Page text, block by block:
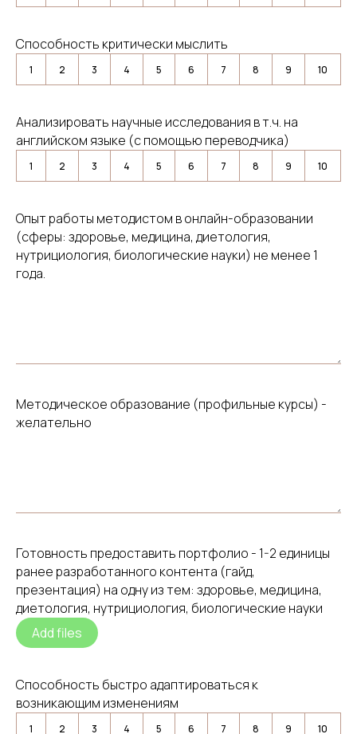
Способность критически мыслить
1 2 3 4 5 6 7 8 9 10
Анализировать научные исследования в т.ч. на
английском языке (с помощью переводчика)
1 2 3 4 5 6 7 8 9 10
Опыт работы методистом в онлайн-образовании
(сферы: здоровье, медицина, диетология,
нутрициология, биологические науки) не менее 1
года.
Методическое образование (профильные курсы) -
желательно
Готовность предоставить портфолио - 1-2 единицы
ранее разработанного контента (гайд,
презентация) на одну из тем: здоровье, медицина,
диетология, нутрициология, биологические науки
Add files
Способность быстро адаптироваться к
возникающим изменениям
1 2 3 4 5 6 7 8 9 10